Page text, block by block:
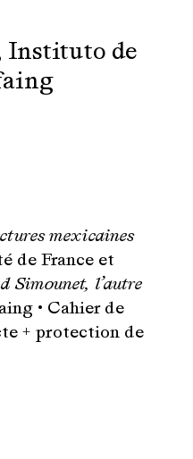
Instituto de
mexicaines
de France et
Simounet, l’autre
• Cahier de
+ protection de